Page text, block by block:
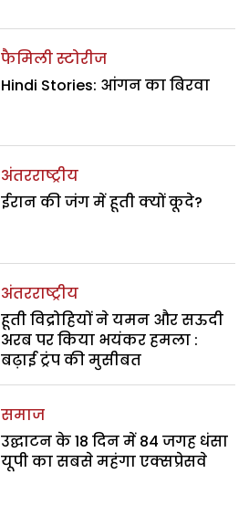
फैमिली स्टोरीज
Hindi Stories: आंगन का बिरवा
अंतरराष्ट्रीय
ईरान की जंग में हूती क्यों कूदे?
अंतरराष्ट्रीय
हूती विद्रोहियों ने यमन और सऊदी
अरब पर किया भयंकर हमला :
बढ़ाई ट्रंप की मुसीबत
समाज
उद्घाटन के 18 दिन में 84 जगह धंसा
यूपी का सबसे महंगा एक्सप्रेसवे